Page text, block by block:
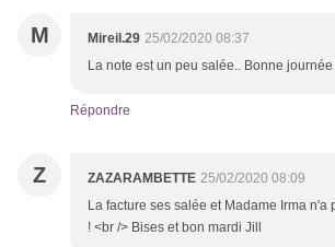
M Mireil.29 25/02/2020 08:37
La note est un peu salée.. Bonne
Répondre
Z ZAZARAMBETTE 25/02/2020 08:09
La facture ses salée et Madame Irma n'a
! <br /> Bises et bon mardi Jill